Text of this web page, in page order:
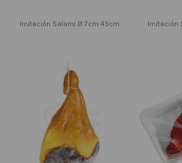
Imitación Salami Ø 7cm 45cm Imitación